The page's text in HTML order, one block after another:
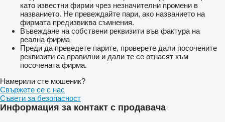
като известни фирми чрез незначителни промени в
названието. Не превеждайте пари, ако названието на
фирмата предизвиква съмнения.
Въвеждане на собствени реквизити във фактура на
реална фирма
Преди да преведете парите, проверете дали посочените
реквизити са правилни и дали те се отнасят към
посочената фирма.
Намерили сте мошеник?
Свържете се с нас
Съвети за безопасност
Информация за контакт с продавача